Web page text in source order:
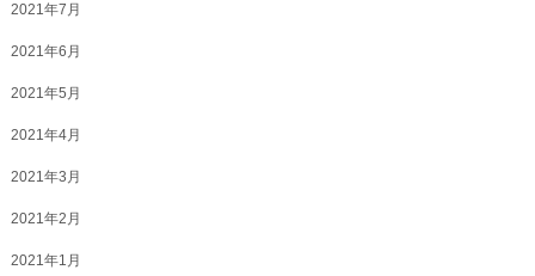
2021年7月
2021年6月
2021年5月
2021年4月
2021年3月
2021年2月
2021年1月